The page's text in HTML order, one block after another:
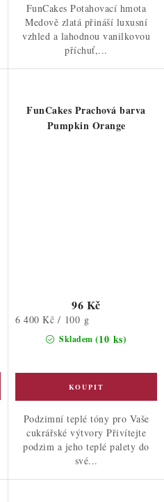
FunCakes Potahovací hmota
Medově zlatá přináší luxusní
vzhled a lahodnou vanilkovou
příchuť,...
FunCakes Prachová barva
Pumpkin Orange
Skladem (10 ks)
96 Kč
Měrná
6 400 Kč / 100 g
Podzimní teplé tóny pro Vaše
cukrářské výtvory Přivítejte
podzim a jeho teplé palety do
své...